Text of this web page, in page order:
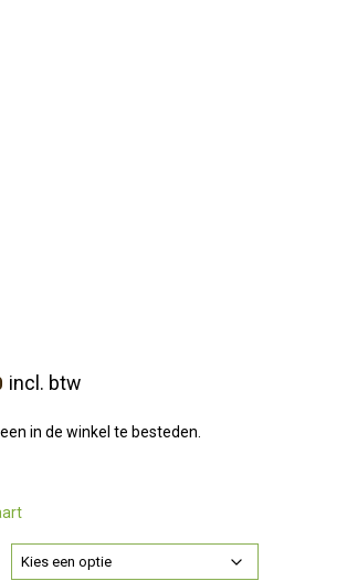
Prijsklasse:
tot
incl. btw
in de winkel te besteden.